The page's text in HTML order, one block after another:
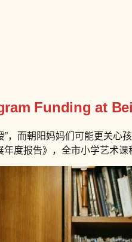
Funding at
，而朝阳妈妈们可能更关
度报告》，全市小学艺术